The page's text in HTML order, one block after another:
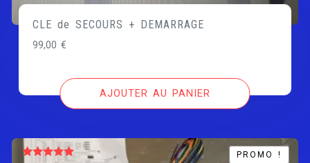
CLE de SECOURS + DEMARRAGE
99,00€
AJOUTER AU PANIER
PROMO !
PROMO !